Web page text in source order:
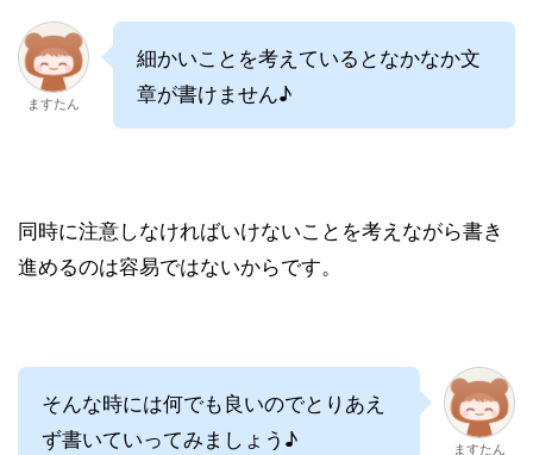
ますたん
細かいことを考えているとなかなか文
章が書けません♪
同時に注意しなければいけないことを考えながら書き
進めるのは容易ではないからです。
そんな時には何でも良いのでとりあえ
ず書いていってみましょう♪
ますたん